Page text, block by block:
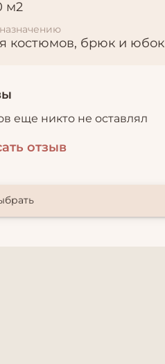
м2
костюмов, брюк и юбок
еще никто не оставлял
отзыв